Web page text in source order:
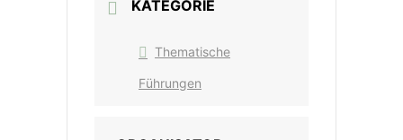
KATEGORIE
Thematische
Führungen